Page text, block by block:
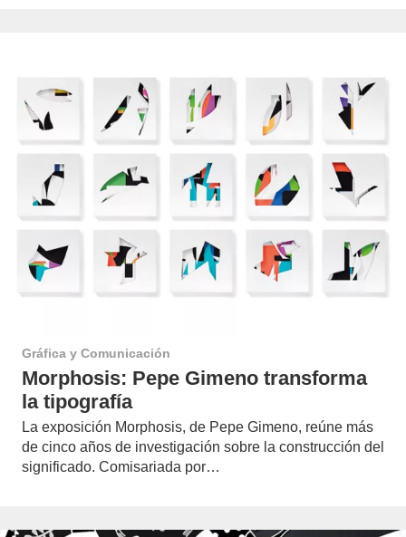
Gráfica y Comunicación
Morphosis: Pepe Gimeno transforma
la tipografía
La exposición Morphosis, de Pepe Gimeno, reúne más
de cinco años de investigación sobre la construcción del
significado. Comisariada por…